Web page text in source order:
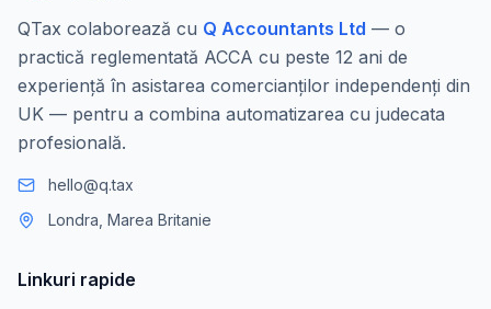
QTax colaborează cu Q Accountants Ltd — o
practică reglementată ACCA cu peste 12 ani de
experiență în asistarea comercianților independenți din
UK — pentru a combina automatizarea cu judecata
profesională.
hello@q.tax
Londra, Marea Britanie
Linkuri rapide